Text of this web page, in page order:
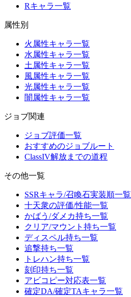
Rキャラ一覧
属性別
火属性キャラ一覧
水属性キャラ一覧
土属性キャラ一覧
風属性キャラ一覧
光属性キャラ一覧
闇属性キャラ一覧
ジョブ関連
ジョブ評価一覧
おすすめのジョブルート
ClassIV解放までの道程
その他一覧
SSRキャラ/召喚石実装順一覧
十天衆の評価/性能一覧
かばう/ダメカ持ち一覧
クリア/マウント持ち一覧
ディスペル持ち一覧
追撃持ち一覧
トレハン持ち一覧
刻印持ち一覧
アビコピー対応表一覧
確定DA/確定TAキャラ一覧